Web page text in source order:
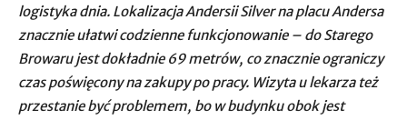
logistyka dnia. Lokalizacja Andersii Silver na placu Andersa
znacznie ułatwi codzienne funkcjonowanie – do Starego
Browaru jest dokładnie 69 metrów, co znacznie ograniczy
czas poświęcony na zakupy po pracy. Wizyta u lekarza też
przestanie być problemem, bo w budynku obok jest